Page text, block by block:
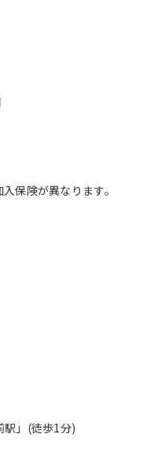
保険が異なります。
駅」(徒歩1分)